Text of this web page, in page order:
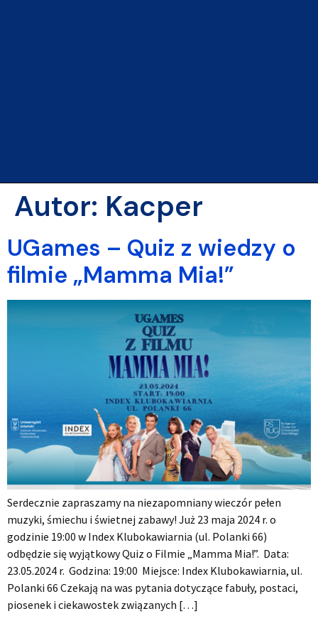
Autor: Kacper
UGames – Quiz z wiedzy o
filmie „Mamma Mia!”
Serdecznie zapraszamy na niezapomniany wieczór pełen
muzyki, śmiechu i świetnej zabawy! Już 23 maja 2024 r. o
godzinie 19:00 w Index Klubokawiarnia (ul. Polanki 66)
odbędzie się wyjątkowy Quiz o Filmie „Mamma Mia!”. Data:
23.05.2024 r. Godzina: 19:00 Miejsce: Index Klubokawiarnia, ul.
Polanki 66 Czekają na was pytania dotyczące fabuły, postaci,
piosenek i ciekawostek związanych […]